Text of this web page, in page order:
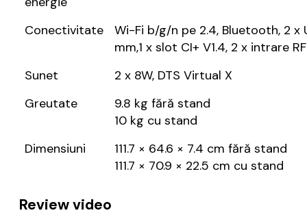
Conectivitate
Wi-Fi b/g/n pe 2.4, Bluetooth, 2 x
mm,1 x slot CI+ V1.4, 2 x intrare
Sunet
2 x 8W, DTS Virtual X
Greutate
9.8 kg fără stand
10 kg cu stand
Dimensiuni
111.7 × 64.6 × 7.4 cm fără stand
111.7 × 70.9 × 22.5 cm cu stand
Review video